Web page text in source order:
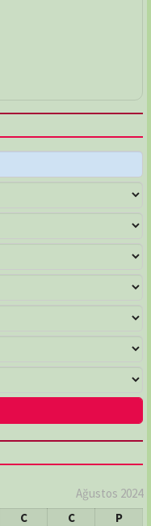
Ağustos 2024
C C
P